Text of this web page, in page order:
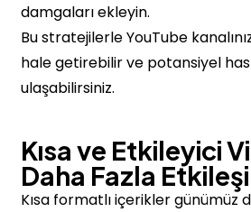
damgaları ekleyin.
Bu stratejilerle YouTube
hale getirebilir ve potansiyel
ulaşabilirsiniz.
Kısa ve Etkileyici
Daha Fazla
Kısa formatlı içerikler günümüz